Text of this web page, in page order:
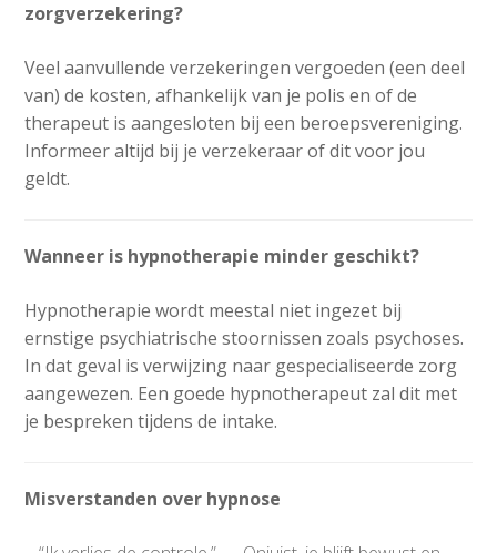
zorgverzekering?
Veel aanvullende verzekeringen vergoeden (een deel
van) de kosten, afhankelijk van je polis en of de
therapeut is aangesloten bij een beroepsvereniging.
Informeer altijd bij je verzekeraar of dit voor jou
geldt.
Wanneer is hypnotherapie minder geschikt?
Hypnotherapie wordt meestal niet ingezet bij
ernstige psychiatrische stoornissen zoals psychoses.
In dat geval is verwijzing naar gespecialiseerde zorg
aangewezen. Een goede hypnotherapeut zal dit met
je bespreken tijdens de intake.
Misverstanden over hypnose